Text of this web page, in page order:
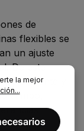
de
flexibles se
un ajuste
De este
y
tiempo,
.
la mejor